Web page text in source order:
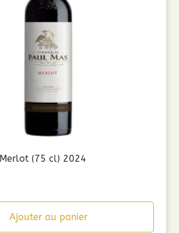
(75 cl) 2024
Ajouter au panier